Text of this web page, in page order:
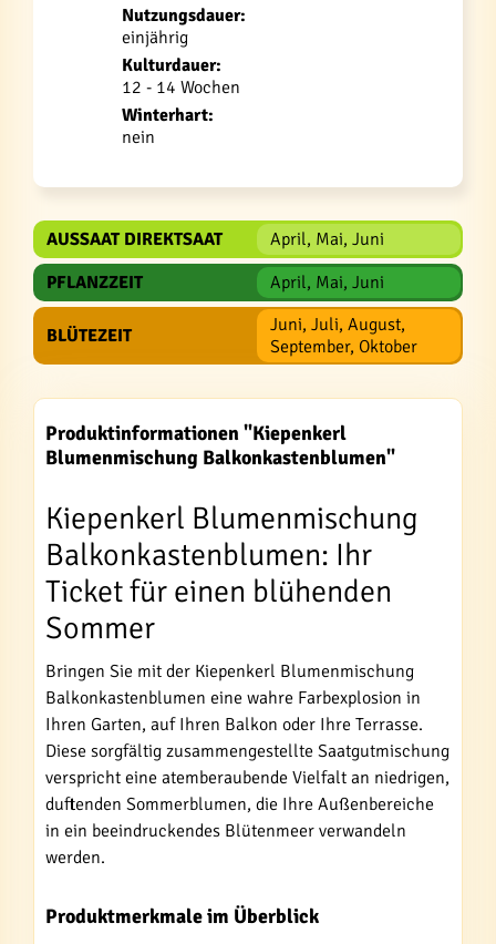
Nutzungsdauer:
einjährig
Kulturdauer:
12 - 14 Wochen
Winterhart:
nein
AUSSAAT DIREKTSAAT
April, Mai, Juni
PFLANZZEIT
April, Mai, Juni
BLÜTEZEIT
Juni, Juli, August,
September, Oktober
Produktinformationen "Kiepenkerl
Blumenmischung Balkonkastenblumen"
Kiepenkerl Blumenmischung
Balkonkastenblumen: Ihr
Ticket für einen blühenden
Sommer
Bringen Sie mit der Kiepenkerl Blumenmischung
Balkonkastenblumen eine wahre Farbexplosion in
Ihren Garten, auf Ihren Balkon oder Ihre Terrasse.
Diese sorgfältig zusammengestellte Saatgutmischung
verspricht eine atemberaubende Vielfalt an niedrigen,
duftenden Sommerblumen, die Ihre Außenbereiche
in ein beeindruckendes Blütenmeer verwandeln
werden.
Produktmerkmale im Überblick